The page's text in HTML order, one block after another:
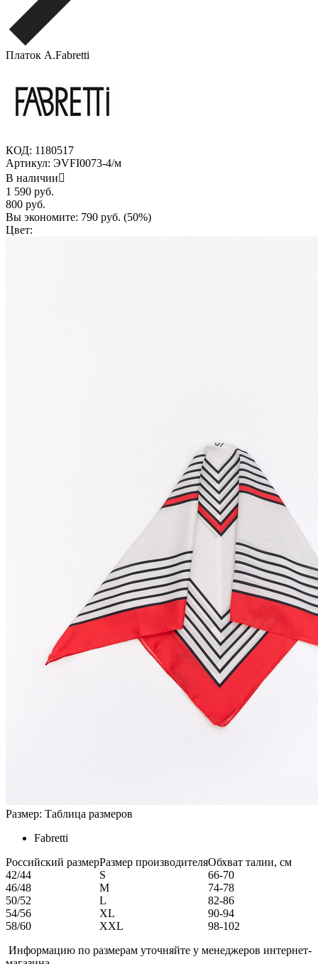
Платок A.Fabretti
КОД: 1180517
Артикул: ЭVFI0073-4/м
В наличии
1 590 руб.
800 руб.
Вы экономите: 790 руб. (50%)
Цвет:
Размер: Таблица размеров
Fabretti
Российский размерРазмер производителяОбхват талии, см
42/44
S
66-70
46/48
M
74-78
50/52
L
82-86
54/56
XL
90-94
58/60
XXL
98-102
Информацию по размерам уточняйте у менеджеров интернет-